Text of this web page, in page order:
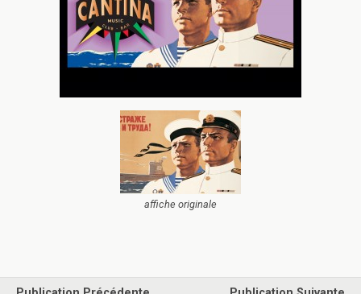
affiche originale